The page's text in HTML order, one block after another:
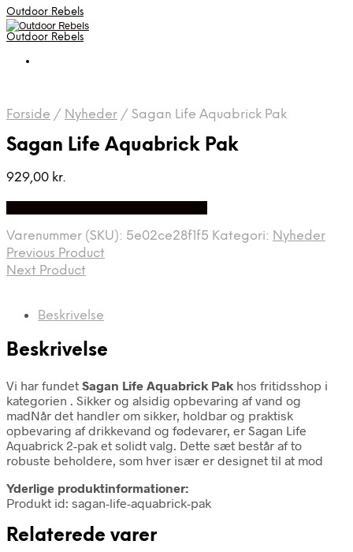
Outdoor Rebels
Outdoor Rebels
Forside / Nyheder / Sagan Life Aquabrick Pak
Sagan Life Aquabrick Pak
929,00 kr.
Varenummer (SKU): 5e02ce28f1f5 Kategori: Nyheder
Previous Product
Next Product
Beskrivelse
Beskrivelse
Vi har fundet Sagan Life Aquabrick Pak hos fritidsshop i
kategorien . Sikker og alsidig opbevaring af vand og
madNår det handler om sikker, holdbar og praktisk
opbevaring af drikkevand og fødevarer, er Sagan Life
Aquabrick 2-pak et solidt valg. Dette sæt består af to
robuste beholdere, som hver især er designet til at mod
Yderlige produktinformationer:
Produkt id: sagan-life-aquabrick-pak
Relaterede varer